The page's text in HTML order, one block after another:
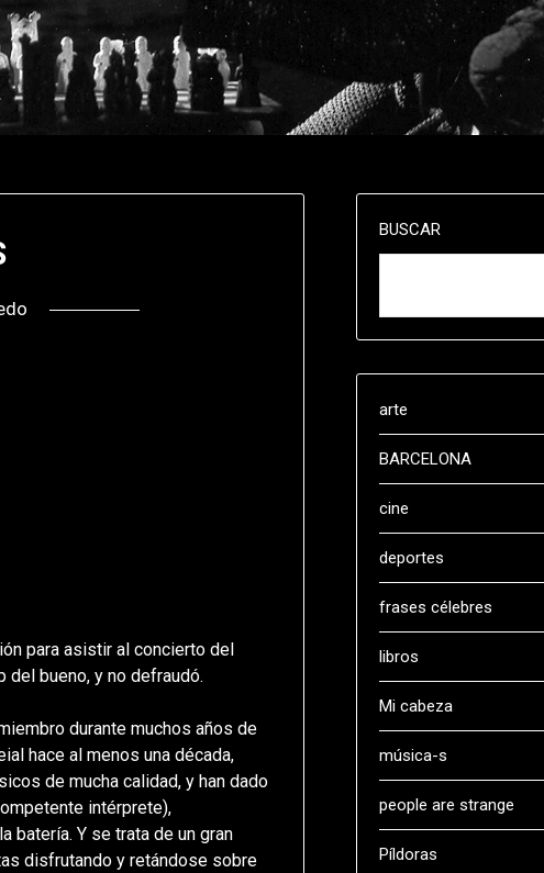
para asistir al concierto del
del bueno, y no defraudó.
durante muchos años de
hace al menos una década,
de mucha calidad, y han dado
intérprete),
batería. Y se trata de un gran
disfrutando y retándose sobre
BUSCAR
arte
BARCELONA
cine
deportes
frases célebres
libros
Mi cabeza
música-s
people are strange
Píldoras